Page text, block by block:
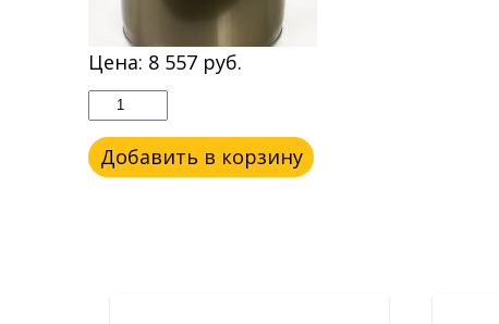
Цена: 8 557 руб.
Добавить в корзину